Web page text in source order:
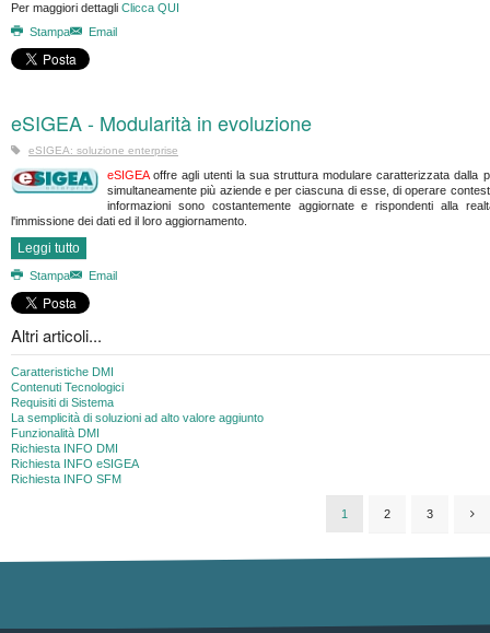
Per maggiori dettagli Clicca QUI
Stampa
Email
eSIGEA - Modularità in evoluzione
eSIGEA: soluzione enterprise
eSIGEAoffre agli utenti la sua struttura modulare caratterizzata dalla
simultaneamente più aziende e per ciascuna di esse, di operare
informazioni sono costantemente aggiornate e rispondenti alla
l'immissione dei dati ed il loro aggiornamento.
Leggi tutto
Stampa Email
Altri articoli...
Caratteristiche DMI
Contenuti Tecnologici
Requisiti di Sistema
La semplicità di soluzioni ad alto valore aggiunto
Funzionalità DMI
Richiesta INFO DMI
Richiesta INFO eSIGEA
Richiesta INFO SFM
1 2 3